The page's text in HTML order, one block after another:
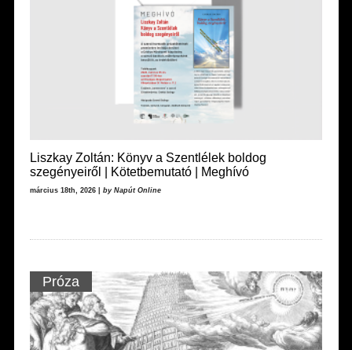
Liszkay Zoltán: Könyv a Szentlélek boldog
szegényeiről | Kötetbemutató | Meghívó
március 18th, 2026 | by Napút Online
Próza